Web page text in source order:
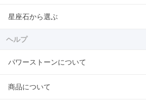
星座石から選ぶ
ヘルプ
パワーストーンについて
商品について